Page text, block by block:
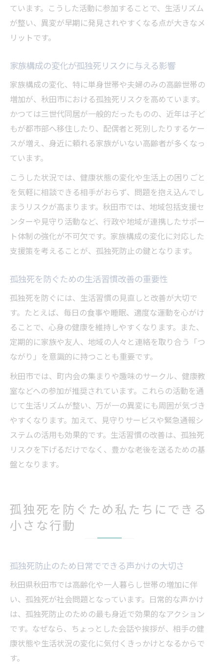
ています。こうした活動に参加することで、生活リズム
が整い、異変が早期に発見されやすくなる点が大きなメ
リットです。
家族構成の変化が孤独死リスクに与える影響
家族構成の変化、特に単身世帯や夫婦のみの高齢世帯の
増加が、秋田市における孤独死リスクを高めています。
かつては三世代同居が一般的だったものの、近年は子ど
もが都市部へ移住したり、配偶者と死別したりするケー
スが増え、身近に頼れる家族がいない高齢者が多くなっ
ています。
こうした状況では、健康状態の変化や生活上の困りごと
を気軽に相談できる相手がおらず、問題を抱え込んでし
まうリスクが高まります。秋田市では、地域包括支援セ
ンターや見守り活動など、行政や地域が連携したサポー
ト体制の強化が不可欠です。家族構成の変化に対応した
支援策を考えることが、孤独死防止の鍵となります。
孤独死を防ぐための生活習慣改善の重要性
孤独死を防ぐには、生活習慣の見直しと改善が大切で
す。たとえば、毎日の食事や睡眠、適度な運動を心がけ
ることで、心身の健康を維持しやすくなります。また、
定期的に家族や友人、地域の人々と連絡を取り合う「つ
ながり」を意識的に持つことも重要です。
秋田市では、町内会の集まりや趣味のサークル、健康教
室などへの参加が推奨されています。これらの活動を通
じて生活リズムが整い、万が一の異変にも周囲が気づき
やすくなります。加えて、見守りサービスや緊急通報シ
ステムの活用も効果的です。生活習慣の改善は、孤独死
リスクを下げるだけでなく、豊かな老後を送るための基
盤となります。
孤独死を防ぐため私たちにできる
小さな行動
孤独死防止のため日常でできる声かけの大切さ
秋田県秋田市では高齢化や一人暮らし世帯の増加に伴
い、孤独死が社会問題となっています。日常的な声かけ
は、孤独死防止のための最も身近で効果的なアクション
です。なぜなら、ちょっとした会話や挨拶が、相手の健
康状態や生活状況の変化に気付くきっかけとなるからで
す。